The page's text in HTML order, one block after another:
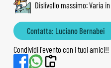
Dislivello massimo: Varia
Contatta: Luciano Bernabei
Condividi l'evento con i tuoi amici!!